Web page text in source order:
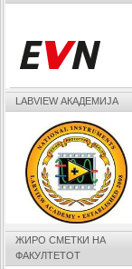
LABVIEW АКАДЕМИЈА
ЖИРО СМЕТКИ НА
ФАКУЛТЕТОТ